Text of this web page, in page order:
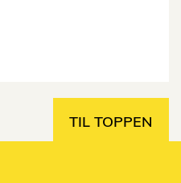
TIL TOPPEN